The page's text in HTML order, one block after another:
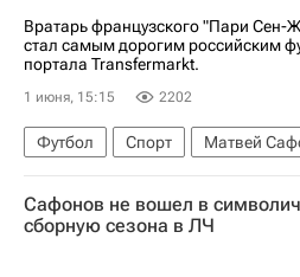
Вратарь французского "Пари
стал самым дорогим российским
портала Transfermarkt.
1 июня, 15:15 2202
Футбол Спорт
Матвей
Пари Сен-Жермен (ПСЖ)
Лига чемпионов УЕФА 2026-2027
Сафонов не вошел в
сборную сезона в ЛЧ